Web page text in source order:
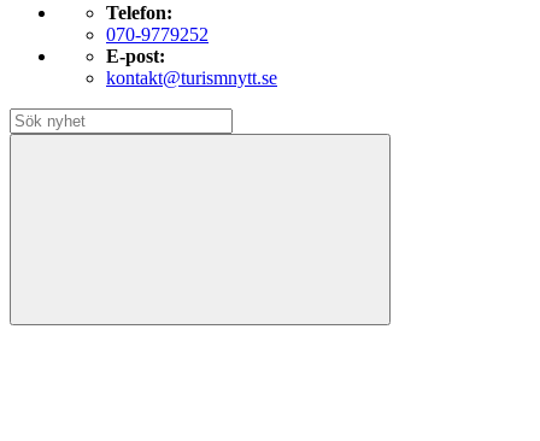
Telefon:
070-9779252
E-post:
kontakt@turismnytt.se